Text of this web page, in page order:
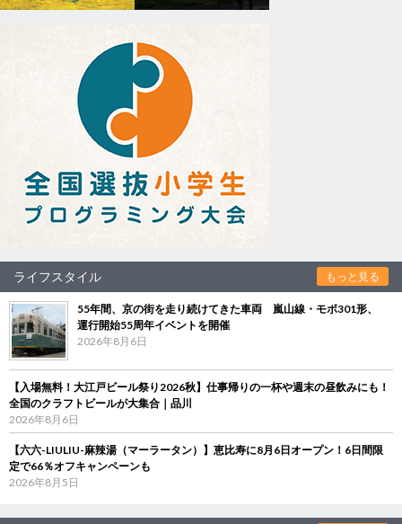
ライフスタイル もっと見る
55年間、京の街を走り続けてきた車両 嵐山線・モボ301形、
運行開始55周年イベントを開催
2026年8月6日
【入場無料！大江戸ビール祭り2026秋】仕事帰りの一杯や週末の昼飲みにも！
全国のクラフトビールが大集合｜品川
2026年8月6日
【六六-LIULIU-麻辣湯（マーラータン）】恵比寿に8月6日オープン！6日間限
定で66％オフキャンペーンも
2026年8月5日